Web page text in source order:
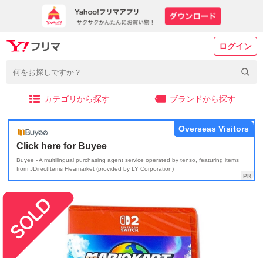
ログイン
カテゴリから探す ブランドから探す
Click here for Buyee
Buyee - A multilingual purchasing agent service operated by tenso, featuring items
from JDirectItems Fleamarket (provided by LY Corporation)
Overseas Visitors